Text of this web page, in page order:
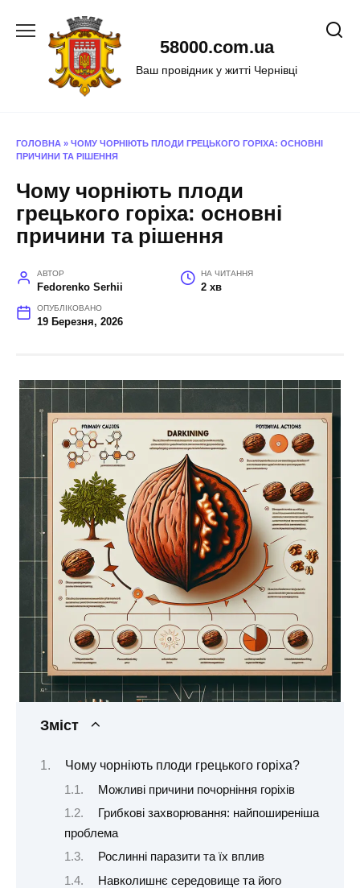
58000.com.ua
Ваш провідник у житті Чернівці
ГОЛОВНА » ЧОМУ ЧОРНІЮТЬ ПЛОДИ ГРЕЦЬКОГО ГОРІХА: ОСНОВНІ
ПРИЧИНИ ТА РІШЕННЯ
Чому чорніють плоди
грецького горіха: основні
причини та рішення
АВТОР
Fedorenko Serhii
НА ЧИТАННЯ
2 хв
ОПУБЛІКОВАНО
19 Березня, 2026
Зміст
Чому чорніють плоди грецького горіха?
Можливі причини почорніння горіхів
Грибкові захворювання: найпоширеніша
проблема
Рослинні паразити та їх вплив
Навколишнє середовище та його